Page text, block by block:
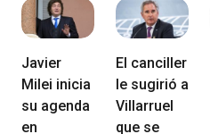
Javier
Milei inicia
su agenda
en
El canciller
le sugirió a
Villarruel
que se